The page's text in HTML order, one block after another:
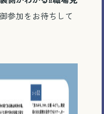
参加をお待ちして